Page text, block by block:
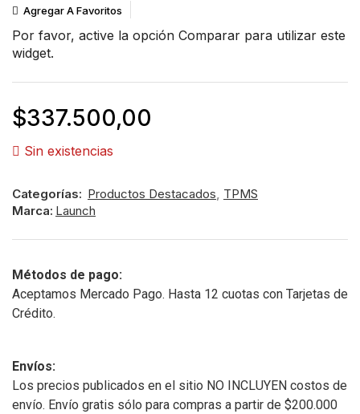
Agregar A Favoritos
Por favor, active la opción Comparar para utilizar este
widget.
$337.500,00
Sin existencias
Categorías: Productos Destacados TPMS
Marca: Launch
Métodos de pago:
Aceptamos Mercado Pago. Hasta 12 cuotas con Tarjetas de
Crédito.
Envíos:
Los precios publicados en el sitio NO INCLUYEN costos de
envío. Envío gratis sólo para compras a partir de $200.000